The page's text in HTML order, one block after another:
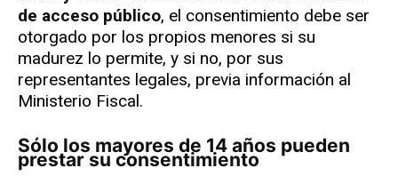
de acceso público, el consentimiento debe ser
otorgado por los propios menores si su
madurez lo permite, y si no, por sus
representantes legales, previa información al
Ministerio Fiscal.
Sólo los mayores de 14 años pueden
prestar su consentimiento